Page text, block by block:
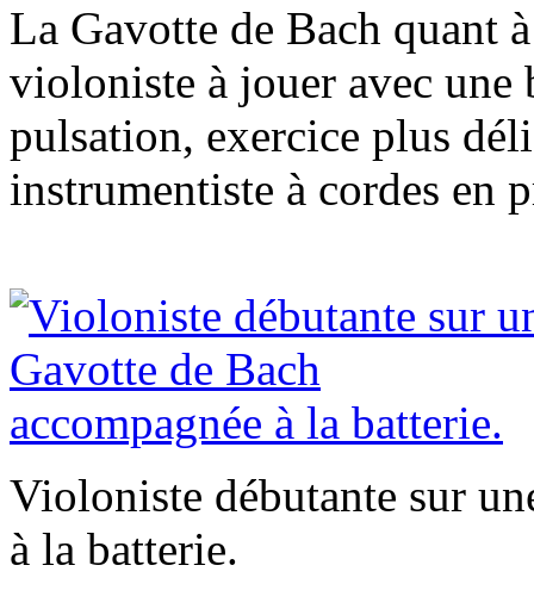
La Gavotte de Bach quant
violoniste à jouer avec une
pulsation, exercice plus
instrumentiste à cordes en
Violoniste débutante sur
à la batterie.